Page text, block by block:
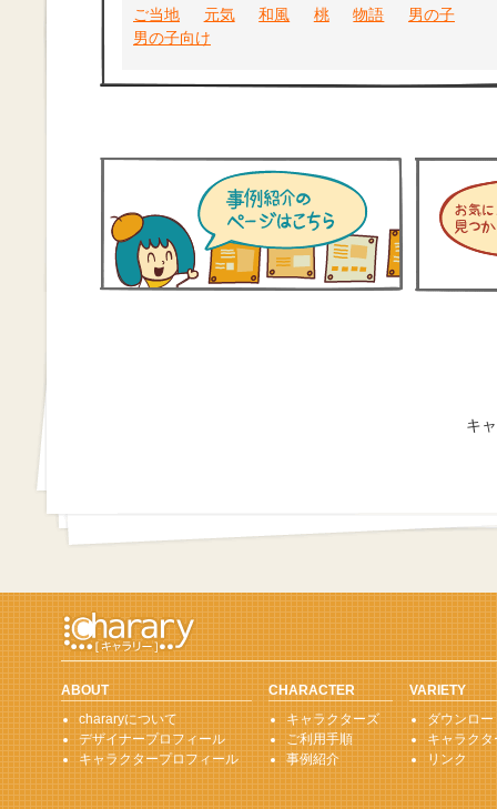
ご当地 元気 和風 桃 物語
男の子
男の子向け
キ
ABOUT
chararyについて
デザイナープロフィール
キャラクタープロフィール
CHARACTER
キャラクターズ
ご利用手順
事例紹介
VARIETY
ダウンロ
キャラク
リンク